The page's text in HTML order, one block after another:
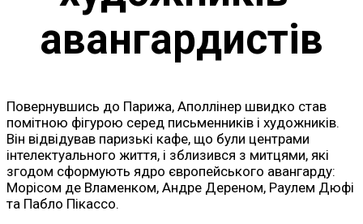
авангардистів
Повернувшись до Парижа, Аполлінер швидко став
помітною фігурою серед письменників і художників.
Він відвідував паризькі кафе, що були центрами
інтелектуального життя, і зблизився з митцями, які
згодом сформують ядро європейського авангарду:
Морісом де Вламенком, Андре Дереном, Раулем Дюфі
та Пабло Пікассо.